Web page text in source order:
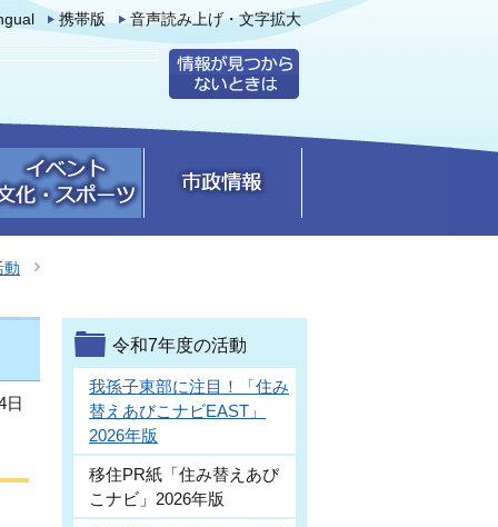
携帯版 音声読み上げ・文字拡大
動
日
令和7年度の活動
我孫子東部に注目！「住み
替えあびこナビEAST」
2026年版
移住PR紙「住み替えあび
こナビ」2026年版